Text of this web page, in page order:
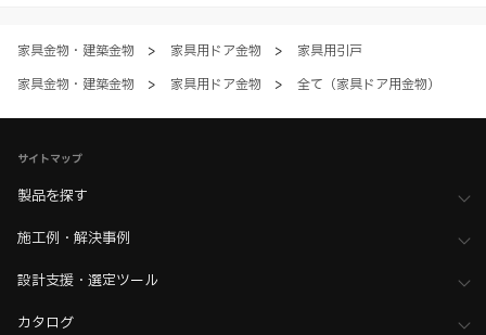
家具金物・建築金物 > 家具用ドア金物 >
家具用引戸
家具金物・建築金物
> 家具用ドア金物 > 全て（家具ドア用金物）
サイトマップ
製品を探す
施工例・解決事例
設計支援・選定ツール
カタログ